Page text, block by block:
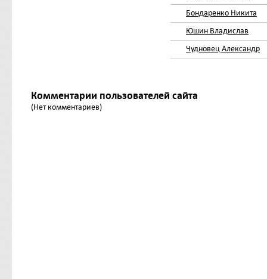
Бондаренко Никита
Юшин Владислав
Чудновец Александр
Комментарии пользователей сайта
(Нет комментариев)